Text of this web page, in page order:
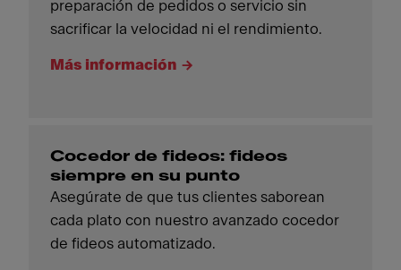
preparación de pedidos o servicio sin
sacrificar la velocidad ni el rendimiento.
Más información
Cocedor de fideos: fideos
siempre en su punto
Asegúrate de que tus clientes saborean
cada plato con nuestro avanzado cocedor
de fideos automatizado.